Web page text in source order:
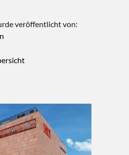
veröffentlicht von: